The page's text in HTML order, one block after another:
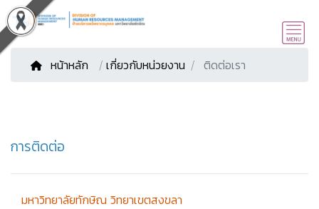
หน้าหลัก / เกี่ยวกับหน่วยงาน ติดต่อเรา
การติดต่อ
มหาวิทยาลัยทักษิณ วิทยาเขตสงขลา